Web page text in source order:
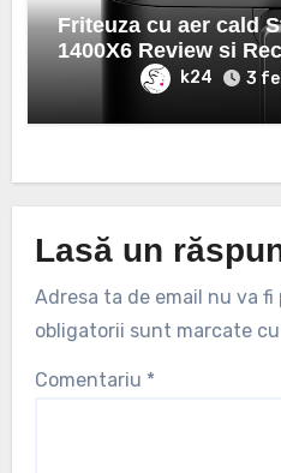
Friteuza cu aer cald
1400X6 Review si
k24 3
Lasă un
Adresa ta de email nu va fi
obligatorii sunt marcate cu
Comentariu *